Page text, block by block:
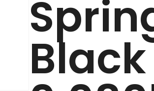
Black